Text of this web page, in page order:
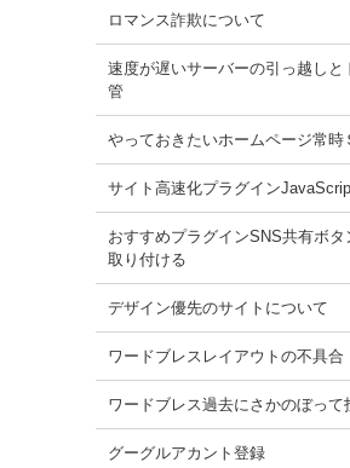
ロマンス詐欺について
速度が遅いサーバーの引っ越しと
管
やっておきたいホームページ常時
サイト高速化プラグイン
おすすめプラグインSNS共有ボタ
取り付ける
デザイン優先のサイトについて
ワードブレスレイアウトの不具合
ワードブレス過去にさかのぼって
グーグルアカント登録